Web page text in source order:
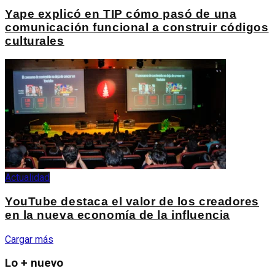
Yape explicó en TIP cómo pasó de una
comunicación funcional a construir códigos
culturales
Actualidad
YouTube destaca el valor de los creadores
en la nueva economía de la influencia
Cargar más
Lo + nuevo